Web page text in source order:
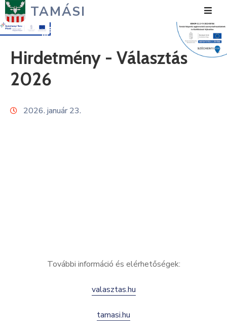
TAMÁSI
Polgármesteri
Hirdetmény - Választás
2026
2026. január 23.
További információ és elérhetőségek:
valasztas.hu
tamasi.hu